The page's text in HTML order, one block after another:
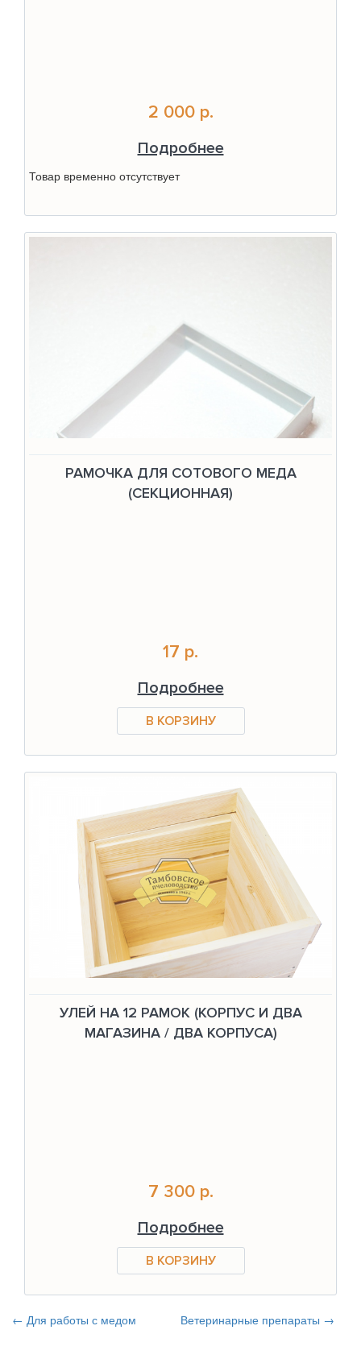
2 000 р.
Подробнее
Товар временно отсутствует
РАМОЧКА ДЛЯ СОТОВОГО МЕДА
(СЕКЦИОННАЯ)
17 р.
Подробнее
УЛЕЙ НА 12 РАМОК (КОРПУС И ДВА
МАГАЗИНА / ДВА КОРПУСА)
7 300 р.
Подробнее
← Для работы с медом Ветеринарные препараты →